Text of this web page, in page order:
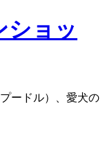
ショッ
ードル）、愛犬の